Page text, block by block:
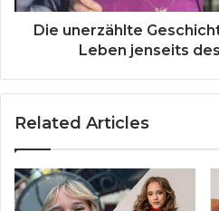
z
u
g
t
a
ä
e
h
i
Die unerzählte
Leben jenseits
Related Articles